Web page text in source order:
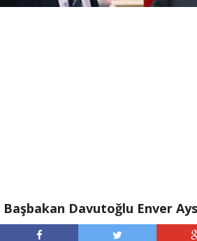
Başbakan Davutoğlu Enver